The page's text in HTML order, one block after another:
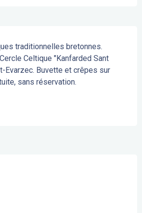
traditionnelles bretonnes.
Celtique "Kanfarded Sant
Evarzec. Buvette et crêpes sur
sans réservation.